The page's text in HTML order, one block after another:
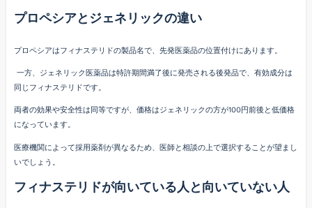
プロペシアとジェネリックの違い
プロペシアはフィナステリドの製品名で、先発医薬品の位置付けにあります。
一方、ジェネリック医薬品は特許期間満了後に発売される後発品で、有効成分は
同じフィナステリドです。
両者の効果や安全性は同等ですが、価格はジェネリックの方が100円前後と低価格
になっています。
医療機関によって採用薬剤が異なるため、医師と相談の上で選択することが望まし
いでしょう。
フィナステリドが向いている人と向いていない人